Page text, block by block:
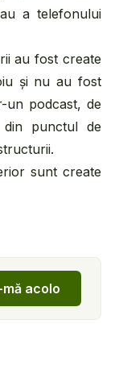
a telefonului
au fost create
și nu au fost
un podcast, de
punctul de
sunt create
mă acolo